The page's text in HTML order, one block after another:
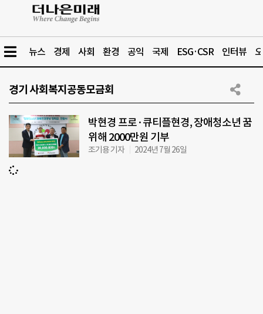
뉴스 경제 사회 환경 공익 국제 ESG·CSR 인터뷰
경기 사회복지공동모금회
박현경 프로·큐티플현경, 장애청소년 꿈
위해 2000만원 기부
조기용 기자 2024년 7월 26일